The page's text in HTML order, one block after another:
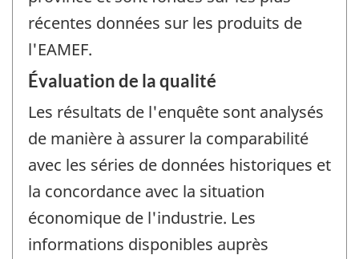
récentes données sur les produits de
l'EAMEF.
Évaluation de la qualité
Les résultats de l'enquête sont analysés
de manière à assurer la comparabilité
avec les séries de données historiques et
la concordance avec la situation
économique de l'industrie. Les
informations disponibles auprès